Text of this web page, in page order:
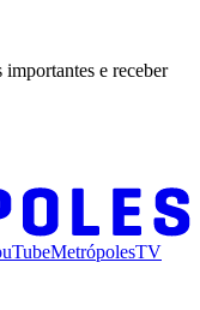
e receber
MetrópolesTV